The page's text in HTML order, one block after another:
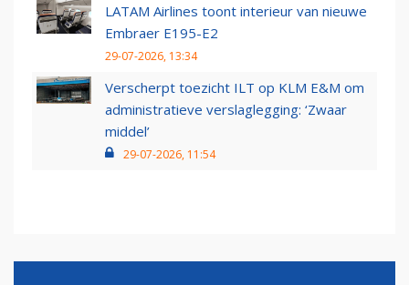
LATAM Airlines toont interieur van nieuwe
Embraer E195-E2
29-07-2026, 13:34
Verscherpt toezicht ILT op KLM E&M om
administratieve verslaglegging: ‘Zwaar
middel’
29-07-2026, 11:54